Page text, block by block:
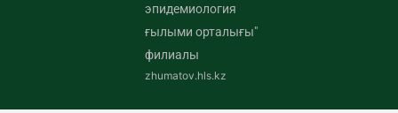
эпидемиология
ғылыми орталығы"
филиалы
zhumatov.hls.kz